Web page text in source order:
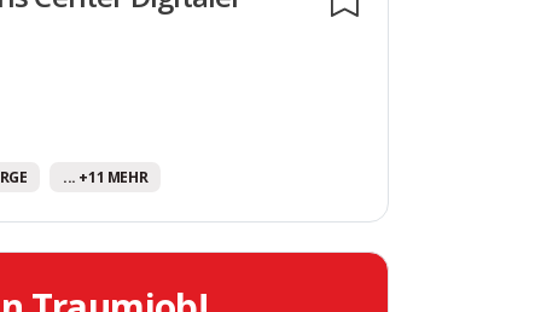
... +11 MEHR